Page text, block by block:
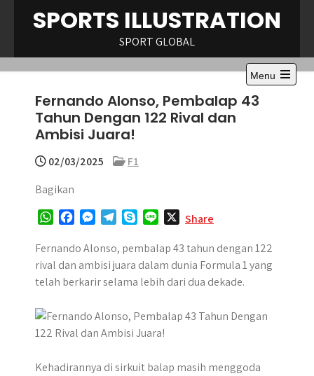
SPORTS ILLUSTRATION
SPORT GLOBAL
Menu
Open
Fernando Alonso, Pembalap 43
Tahun Dengan 122 Rival dan
Ambisi Juara!
02/03/2025
F1
Bagikan
W
a
t
s
p
c
e
b
k
s
s
e
g
e
r
l
e
g
m
y
p
e
n
e
Share
Fernando Alonso, pembalap 43 tahun dengan 122
rival dan ambisi juara dalam dunia Formula 1 yang
telah berkarir selama lebih dari dua dekade.
Kehadirannya di sirkuit balap masih menggoda